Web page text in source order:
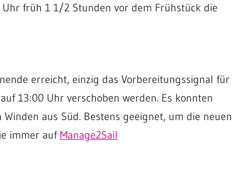
früh 1 1/2 Stunden vor dem Frühstück die
erreicht, einzig das Vorbereitungssignal für
13:00 Uhr verschoben werden. Es konnten
aus Süd. Bestens geeignet, um die neuen
immer auf Manage2Sail